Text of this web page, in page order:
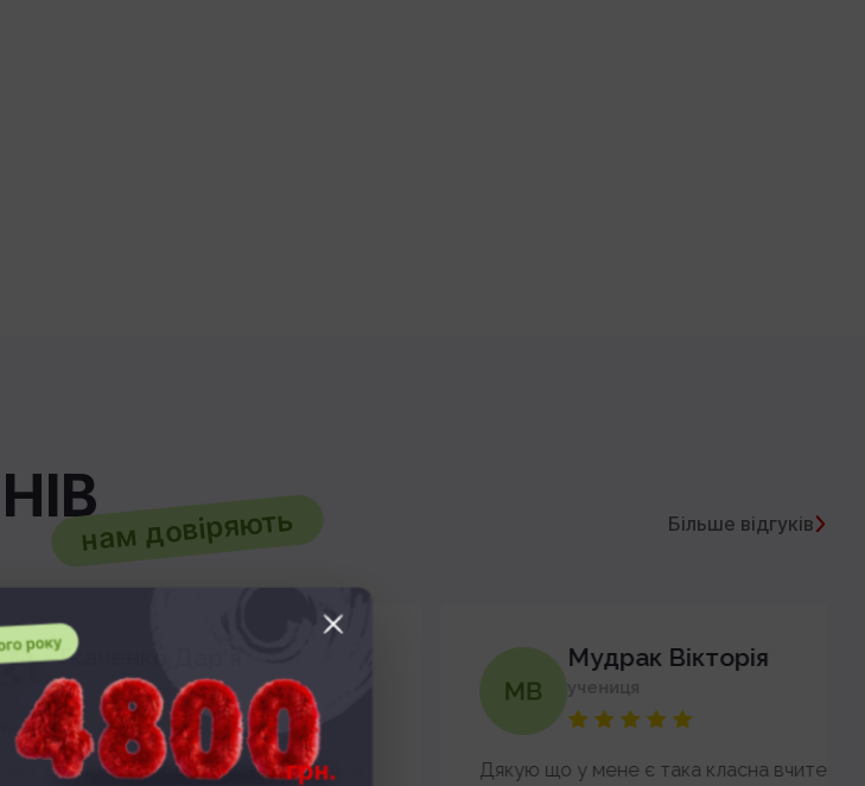
нам довіряють Більше відгуків
Дар'я
Якима, учня 2A класу
турботу. Мені як мамі все
Мудрак Вікторія
учениця
Дякую що у мене є така класна вчителька і